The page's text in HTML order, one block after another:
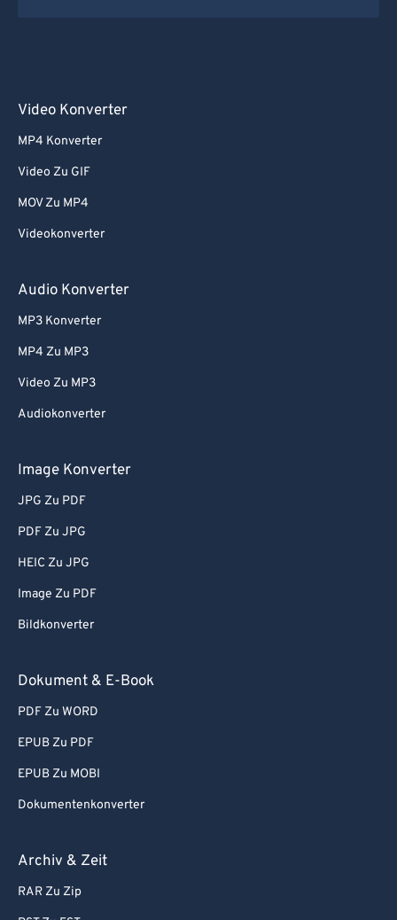
Video Konverter
MP4 Konverter
Video Zu GIF
MOV Zu MP4
Videokonverter
Audio Konverter
MP3 Konverter
MP4 Zu MP3
Video Zu MP3
Audiokonverter
Image Konverter
JPG Zu PDF
PDF Zu JPG
HEIC Zu JPG
Image Zu PDF
Bildkonverter
Dokument & E-Book
PDF Zu WORD
EPUB Zu PDF
EPUB Zu MOBI
Dokumentenkonverter
Archiv & Zeit
RAR Zu Zip